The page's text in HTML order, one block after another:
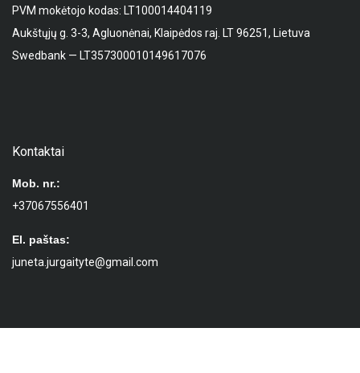
PVM mokėtojo kodas: LT100014404119
Aukštųjų g. 3-3, Agluonėnai, Klaipėdos raj. LT 96251, Lietuva
Swedbank — LT357300010149617076
Kontaktai
Mob. nr.:
+37067556401
El. paštas:
juneta.jurgaityte@gmail.com